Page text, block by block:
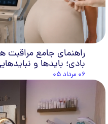
راهنمای جامع مراقبت
بادی؛ بایدها و
۰۶ مرداد ۰۵